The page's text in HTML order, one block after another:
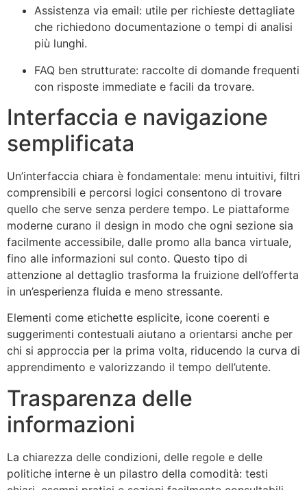
Assistenza via email: utile per richieste dettagliate
che richiedono documentazione o tempi di analisi
più lunghi.
FAQ ben strutturate: raccolte di domande frequenti
con risposte immediate e facili da trovare.
Interfaccia e navigazione
semplificata
Un’interfaccia chiara è fondamentale: menu intuitivi, filtri
comprensibili e percorsi logici consentono di trovare
quello che serve senza perdere tempo. Le piattaforme
moderne curano il design in modo che ogni sezione sia
facilmente accessibile, dalle promo alla banca virtuale,
fino alle informazioni sul conto. Questo tipo di
attenzione al dettaglio trasforma la fruizione dell’offerta
in un’esperienza fluida e meno stressante.
Elementi come etichette esplicite, icone coerenti e
suggerimenti contestuali aiutano a orientarsi anche per
chi si approccia per la prima volta, riducendo la curva di
apprendimento e valorizzando il tempo dell’utente.
Trasparenza delle
informazioni
La chiarezza delle condizioni, delle regole e delle
politiche interne è un pilastro della comodità: testi